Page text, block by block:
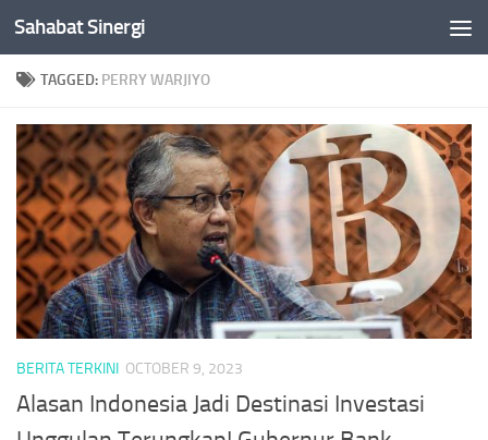
Skip to content
Sahabat Sinergi
TAGGED: PERRY WARJIYO
BERITA TERKINI OCTOBER 9, 2023
Alasan Indonesia Jadi Destinasi Investasi